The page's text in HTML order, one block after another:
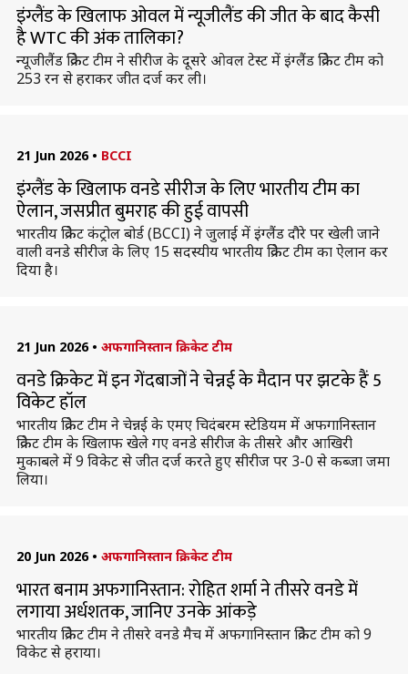
इंग्लैंड के खिलाफ ओवल में न्यूजीलैंड की जीत के बाद कैसी
है WTC की अंक तालिका?
न्यूजीलैंड क्रिकेट टीम ने सीरीज के दूसरे ओवल टेस्ट में इंग्लैंड क्रिकेट टीम को
253 रन से हराकर जीत दर्ज कर ली।
21 Jun 2026 • BCCI
इंग्लैंड के खिलाफ वनडे सीरीज के लिए भारतीय टीम का
ऐलान, जसप्रीत बुमराह की हुई वापसी
भारतीय क्रिकेट कंट्रोल बोर्ड (BCCI) ने जुलाई में इंग्लैंड दौरे पर खेली जाने
वाली वनडे सीरीज के लिए 15 सदस्यीय भारतीय क्रिकेट टीम का ऐलान कर
दिया है।
21 Jun 2026 • अफगानिस्तान क्रिकेट टीम
वनडे क्रिकेट में इन गेंदबाजों ने चेन्नई के मैदान पर झटके हैं 5
विकेट हॉल
भारतीय क्रिकेट टीम ने चेन्नई के एमए चिदंबरम स्टेडियम में अफगानिस्तान
क्रिकेट टीम के खिलाफ खेले गए वनडे सीरीज के तीसरे और आखिरी
मुकाबले में 9 विकेट से जीत दर्ज करते हुए सीरीज पर 3-0 से कब्जा जमा
लिया।
20 Jun 2026 • अफगानिस्तान क्रिकेट टीम
भारत बनाम अफगानिस्तान: रोहित शर्मा ने तीसरे वनडे में
लगाया अर्धशतक, जानिए उनके आंकड़े
भारतीय क्रिकेट टीम ने तीसरे वनडे मैच में अफगानिस्तान क्रिकेट टीम को 9
विकेट से हराया।